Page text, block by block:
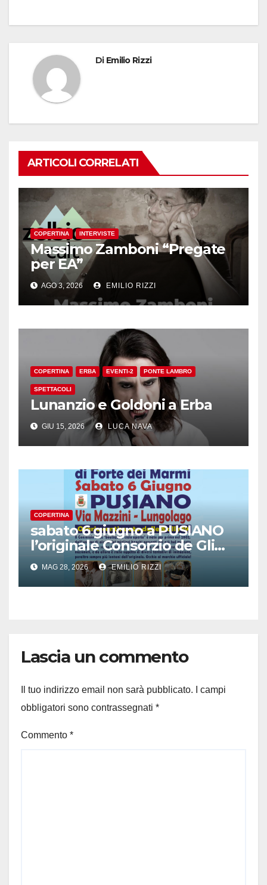
Di Emilio Rizzi
ARTICOLI CORRELATI
COPERTINA INTERVISTE
Massimo Zamboni “Pregate
per EA”
AGO 3, 2026 EMILIO RIZZI
COPERTINA ERBA EVENTI-2 PONTE LAMBRO
SPETTACOLI
Lunanzio e Goldoni a Erba
GIU 15, 2026 LUCA NAVA
COPERTINA
sabato 6 giugno a PUSIANO
l’originale Consorzio de Gli
Ambulanti di Forte dei
Marmi®
MAG 28, 2026 EMILIO RIZZI
Lascia un commento
Il tuo indirizzo email non sarà pubblicato.
I campi
obbligatori sono contrassegnati *
Commento *